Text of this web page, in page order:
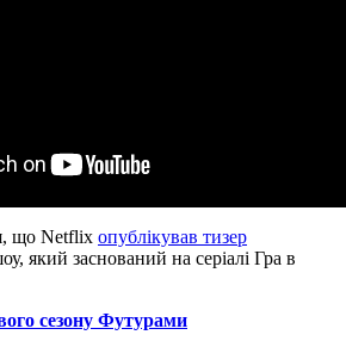
що Netflix опублікував тизер
який заснований на серіалі Гра в
сезону Футурами